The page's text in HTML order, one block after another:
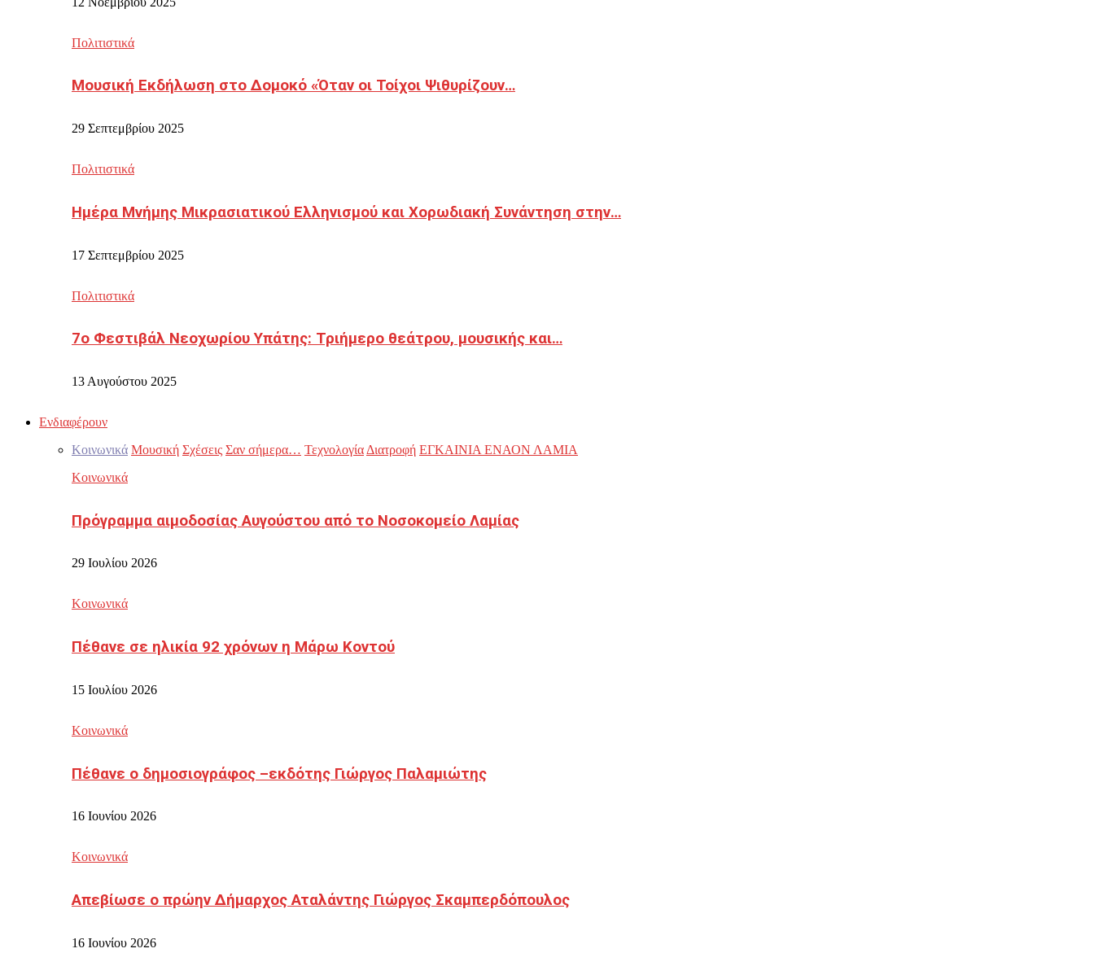
Πολιτιστικά
Μουσική Εκδήλωση στο Δομοκό «Όταν οι Τοίχοι Ψιθυρίζουν…
29 Σεπτεμβρίου 2025
Πολιτιστικά
Ημέρα Μνήμης Μικρασιατικού Ελληνισμού και Χορωδιακή Συνάντηση στην…
17 Σεπτεμβρίου 2025
Πολιτιστικά
7ο Φεστιβάλ Νεοχωρίου Υπάτης: Τριήμερο θεάτρου, μουσικής και…
13 Αυγούστου 2025
Ενδιαφέρουν
Κοινωνικά Μουσική Σχέσεις Σαν σήμερα… Τεχνολογία Διατροφή ΕΓΚΑΙΝΙΑ ΕΝΑΟΝ ΛΑΜΙΑ
Κοινωνικά
Πρόγραμμα αιμοδοσίας Αυγούστου από το Νοσοκομείο Λαμίας
29 Ιουλίου 2026
Κοινωνικά
Πέθανε σε ηλικία 92 χρόνων η Μάρω Κοντού
15 Ιουλίου 2026
Κοινωνικά
Πέθανε ο δημοσιογράφος –εκδότης Γιώργος Παλαμιώτης
16 Ιουνίου 2026
Κοινωνικά
Απεβίωσε ο πρώην Δήμαρχος Αταλάντης Γιώργος Σκαμπερδόπουλος
16 Ιουνίου 2026